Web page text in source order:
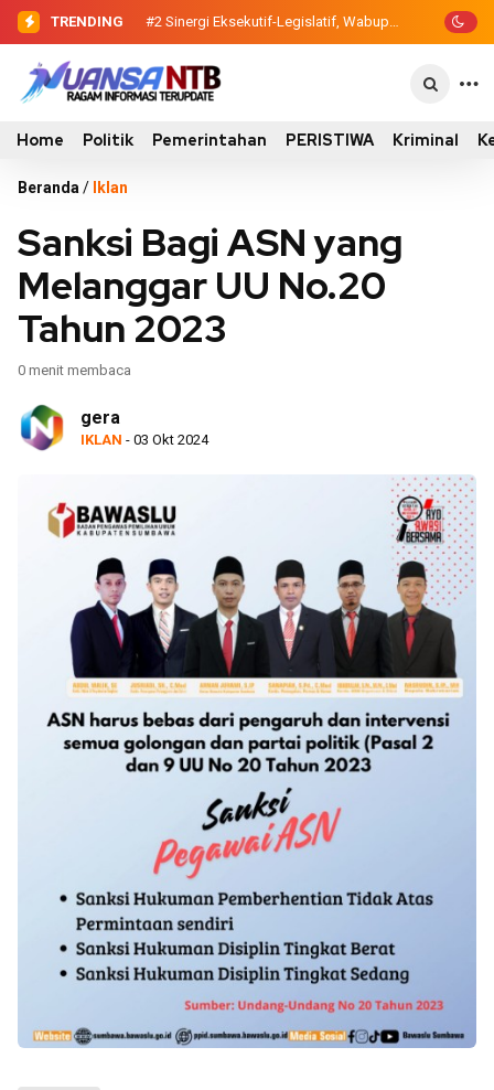
TRENDING #2 Sinergi Eksekutif-Legislatif, Wabup
Ansori Serahkan Tujuh Kontainer
Home Politik Pemerintahan PERISTIWA Kriminal
Beranda / Iklan
Sanksi Bagi ASN yang
Melanggar UU No.20
Tahun 2023
0 menit membaca
gera
IKLAN - 03 Okt 2024